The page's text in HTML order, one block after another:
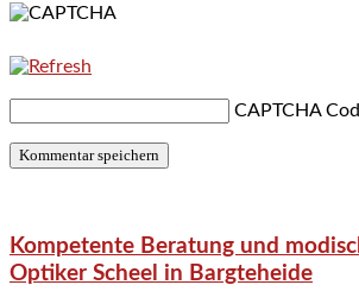
CAPTCHA
Kompetente Beratung und
Optiker Scheel in Bargteheide